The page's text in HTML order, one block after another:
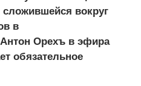
сложившейся вокруг
в
Орехъ в эфира
обязательное